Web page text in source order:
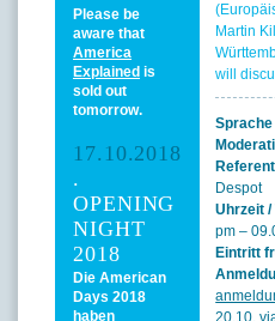
Martin
will
Sprache
Despot
Uhrzeit /
pm –
Eintritt
20.10.
Please be
aware that
America
Explained is
sold out
tomorrow.
17.10.2018
.
OPENING
NIGHT
2018
Die American
Days 2018
haben